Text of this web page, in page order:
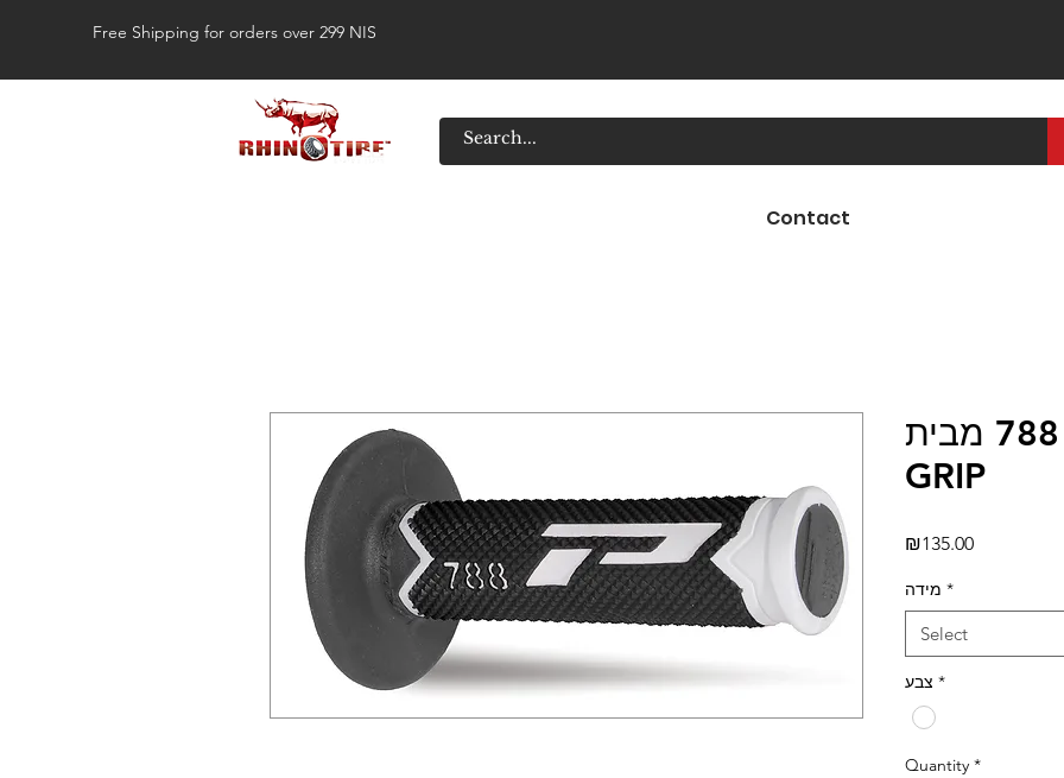
Free Shipping for orders over 299 NIS
Contact
ידיות קרוס 788 מבית PRO-
GRIP
₪135.00Price
מידה *
Select
צבע *
Quantity *